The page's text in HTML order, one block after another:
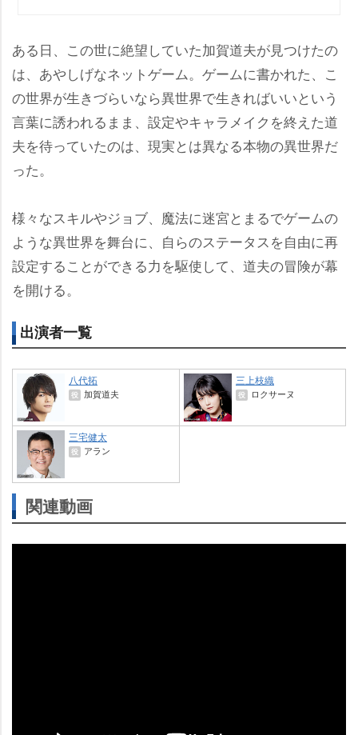
ある日、この世に絶望していた加賀道夫が見つけたの
は、あやしげなネットゲーム。ゲームに書かれた、こ
の世界が生きづらいなら異世界で生きればいいという
言葉に誘われるまま、設定やキャラメイクを終えた道
夫を待っていたのは、現実とは異なる本物の異世界だ
った。
様々なスキルやジョブ、魔法に迷宮とまるでゲームの
ような異世界を舞台に、自らのステータスを自由に再
設定することができる力を駆使して、道夫の冒険が幕
を開ける。
出演者一覧
八代拓
役 加賀道夫
三上枝織
役 ロクサーヌ
三宅健太
役 アラン
関連動画